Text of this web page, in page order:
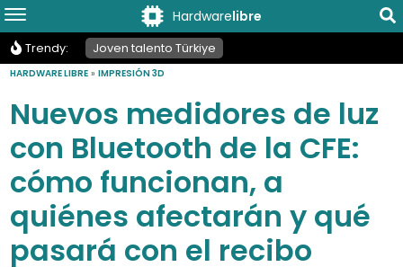
Hardwarelibre
Trendy: Joven talento Türkiye
HARDWARE LIBRE »IMPRESIÓN 3D
Nuevos medidores de luz
con Bluetooth de la CFE:
cómo funcionan, a
quiénes afectarán y qué
pasará con el recibo